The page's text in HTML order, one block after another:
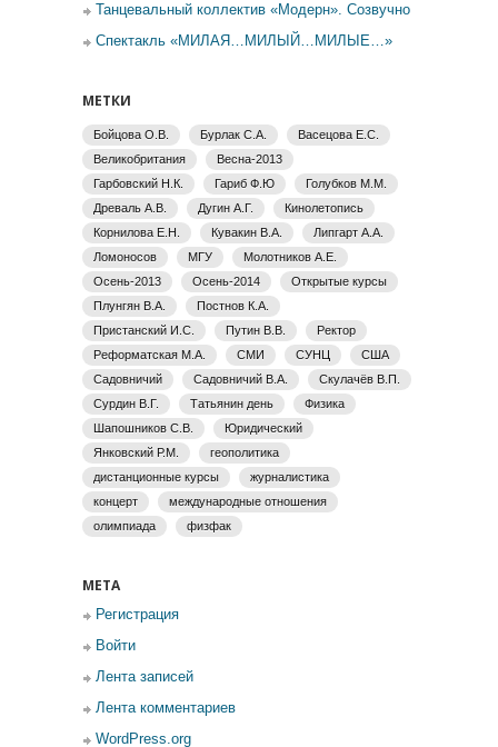
Танцевальный коллектив «Модерн». Созвучно
Спектакль «МИЛАЯ…МИЛЫЙ…МИЛЫЕ…»
МЕТКИ
Бойцова О.В. Бурлак С.А.
Васецова Е.С.
Великобритания
Весна-2013
Гарбовский Н.К.
Гариб Ф.Ю
Голубков М.М.
Древаль А.В.
Дугин А.Г.
Кинолетопись
Корнилова Е.Н.
Кувакин В.А.
Липгарт А.А.
Ломоносов
МГУ
Молотников А.Е.
Осень-2013
Осень-2014
Открытые курсы
Плунгян В.А.
Постнов К.А.
Пристанский И.С.
Путин В.В.
Ректор
Реформатская М.А.
СМИ СУНЦ
США
Садовничий
Садовничий В.А.
Скулачёв В.П.
Сурдин В.Г.
Татьянин день
Физика
Шапошников С.В.
Юридический
Янковский Р.М.
геополитика
дистанционные курсы
журналистика
концерт
международные отношения
олимпиада
физфак
МЕТА
Регистрация
Войти
Лента записей
Лента комментариев
WordPress.org